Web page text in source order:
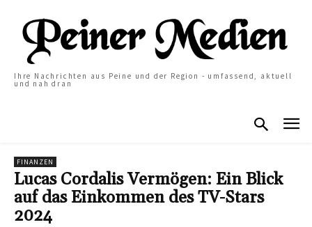
Ihre Nachrichten aus Peine und der Region - umfassend, aktuell
und nah dran
FINANZEN
Lucas Cordalis Vermögen: Ein Blick
auf das Einkommen des TV-Stars
2024